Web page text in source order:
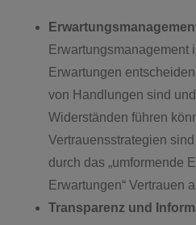
Erwartungsmanagement
Erwartungen
von Handlungen sind
Widerständen führen
Vertrauensstrategien
durch das „umformende
Erwartungen“ Vertrauen
Transparenz und